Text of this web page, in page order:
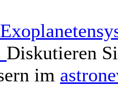
Diskutieren
im